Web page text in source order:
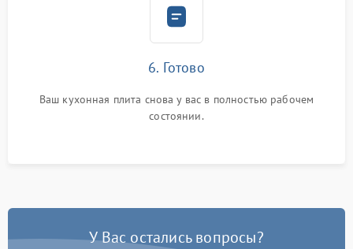
6. Готово
Ваш кухонная плита снова у вас в полностью рабочем
состоянии.
У Вас остались вопросы?